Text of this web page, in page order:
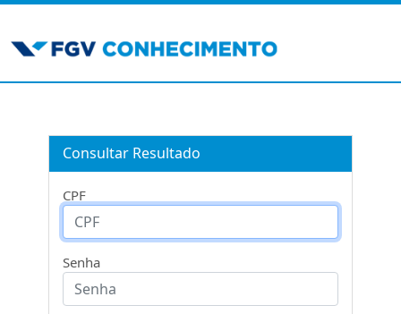
Consultar Resultado
CPF
Senha